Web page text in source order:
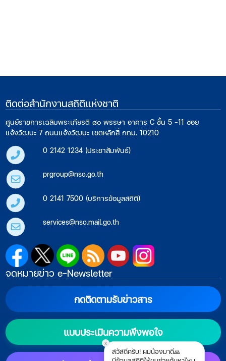
x
สวัสดีครับ! ผมน้องมาดี🙏
ติดต่อสำนักงานสถิติแห่งชาติ
ศูนย์ราชการเฉลิมพระเกียรติ ๘๐ พรรษา อาคาร C ชั้น 5 -11 ซอย
แจ้งวัฒนะ 7 ถนนแจ้งวัฒนะ เขตหลักสี่ กทม. 10210
0 2142 1234 (ประชาสัมพันธ์)
prgroup@nso.go.th
0 2141 7500 (บริการข้อมูลสถิติ)
services@nso.mail.go.th
จดหมายข่าว e-Newsletter
กดติดตามรับข่าวสาร
แบบประเมินความพึงพอใจ